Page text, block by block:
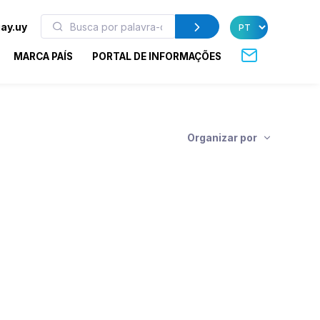
MARCA PAÍS PORTAL DE INFORMAÇÕES
Organizar por